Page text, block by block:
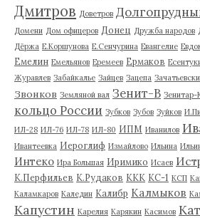
Дмитров Доветров
Домени Дом офицеров Донец Дружба народов
Дёржа Е.Коршунова Е.Сенчурина Евангелие
Емелин Емельянов Еремеев Ермаков
Журавлев Забайкалье Зайцев Зацепа
Звонков Земляной вал Зенит-В Зенитар-
кольцо России Зубков Зубов Зуйков
ИЛ-28 ИЛ-76 ИЛ-78 ИЛ-80 ИПМ Иванилов
Ивантеевка Иероглиф Измайлово Ильина
Интеко Ира Большая Иримико Исаев
К.Перфильев К.Рудаков ККК КС-1 КСП
Каламкаров Каледин Калибр Калмыков
Капустин Карелия Карякин Касимов